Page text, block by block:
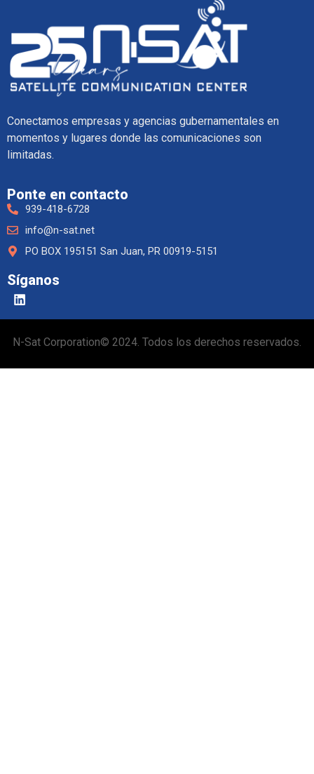
Conectamos empresas y agencias gubernamentales en
momentos y lugares donde las comunicaciones son
limitadas.
Ponte en contacto
939-418-6728
info@n-sat.net
PO BOX 195151 San Juan, PR 00919-5151
Síganos
N-Sat Corporation© 2024. Todos los derechos reservados.